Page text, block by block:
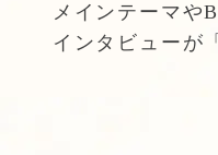
メインテーマや
インタビューが